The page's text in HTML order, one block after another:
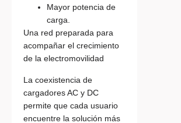
Mayor potencia de
carga.
Una red preparada para
acompañar el crecimiento
de la electromovilidad
La coexistencia de
cargadores AC y DC
permite que cada usuario
encuentre la solución más